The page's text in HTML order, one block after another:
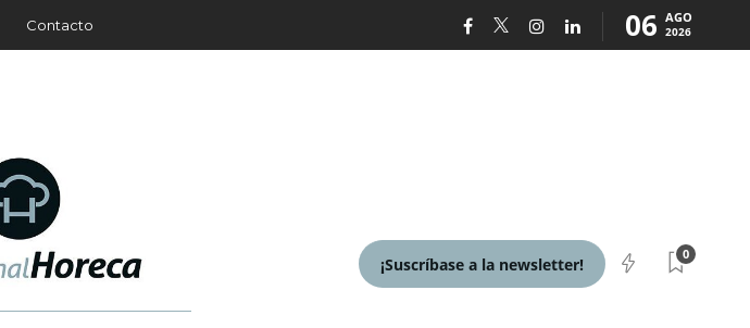
Contacto 06 AGO
2026
¡Suscríbase a la newsletter!
0